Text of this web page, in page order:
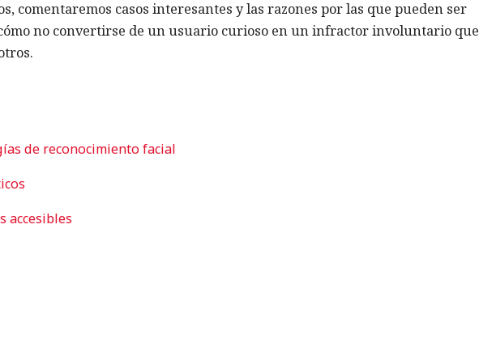
comentaremos casos interesantes y las razones por las que pueden ser
no convertirse de un usuario curioso en un infractor involuntario que
de reconocimiento facial
accesibles